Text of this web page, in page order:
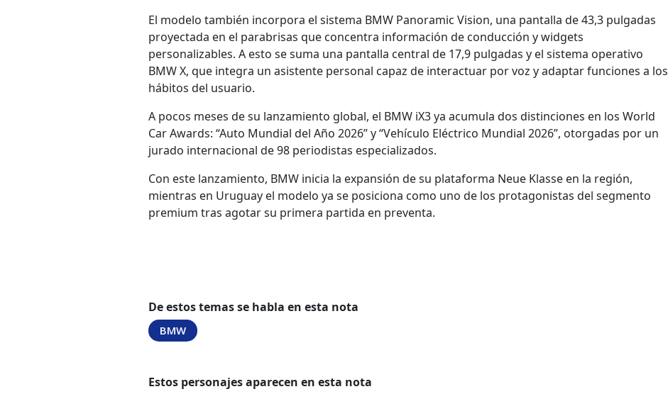
El modelo también incorpora el sistema BMW Panoramic Vision, una pantalla de 43,3 pulgadas
proyectada en el parabrisas que concentra información de conducción y widgets
personalizables. A esto se suma una pantalla central de 17,9 pulgadas y el sistema operativo
BMW X, que integra un asistente personal capaz de interactuar por voz y adaptar funciones a los
hábitos del usuario.
A pocos meses de su lanzamiento global, el BMW iX3 ya acumula dos distinciones en los World
Car Awards: “Auto Mundial del Año 2026” y “Vehículo Eléctrico Mundial 2026”, otorgadas por un
jurado internacional de 98 periodistas especializados.
Con este lanzamiento, BMW inicia la expansión de su plataforma Neue Klasse en la región,
mientras en Uruguay el modelo ya se posiciona como uno de los protagonistas del segmento
premium tras agotar su primera partida en preventa.
De estos temas se habla en esta nota
BMW
Estos personajes aparecen en esta nota